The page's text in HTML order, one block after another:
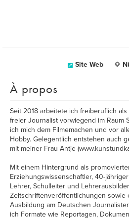
Site Web
À propos
Seit 2018 arbeitete ich freiberuflich
freier Journalist vorwiegend im Raum
ich mich dem Filmemachen und vor
Hobby. Gelegentlich entstehen auch
mit meiner Frau Antje
Mit einem Hintergrund als
Erziehungswissenschaftler, 40-
Lehrer, Schulleiter und
Zeitschriftenveröffentlichungen sowie
Ausbildung am Deutschen
ich Formate wie Reportagen,